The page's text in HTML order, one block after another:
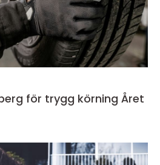
för trygg körning Året